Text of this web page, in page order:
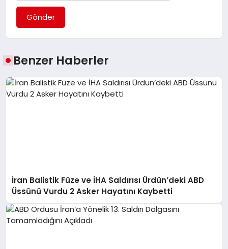
Gönder
Benzer Haberler
İran Balistik Füze ve İHA Saldırısı Ürdün’deki ABD
Üssünü Vurdu 2 Asker Hayatını Kaybetti